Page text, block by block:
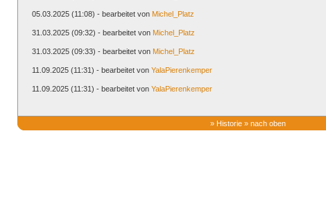
05.03.2025 (11:08) - bearbeitet von Michel_Platz
31.03.2025 (09:32) - bearbeitet von Michel_Platz
31.03.2025 (09:33) - bearbeitet von Michel_Platz
11.09.2025 (11:31) - bearbeitet von YalaPierenkemper
11.09.2025 (11:31) - bearbeitet von YalaPierenkemper
» Historie » nach oben